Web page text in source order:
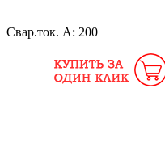
Свар.ток. А: 200